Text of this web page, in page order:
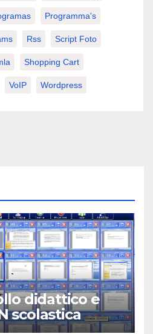
Programma's
Rss Script Foto
Shopping Cart
VoIP Wordpress
didattico e
scolastica